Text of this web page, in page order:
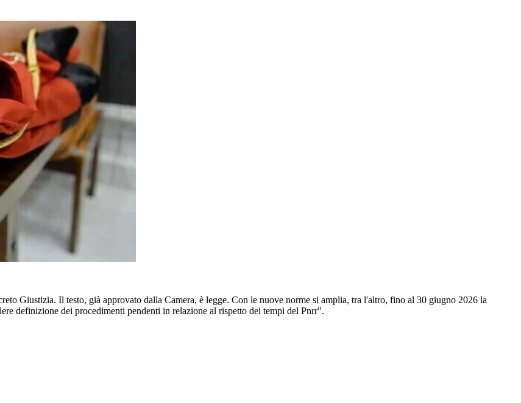
Giustizia. Il testo, già approvato dalla Camera, è legge. Con le nuove norme si amplia, tra l'altro, fino al 30 giugno 2026 la
definizione dei procedimenti pendenti in relazione al rispetto dei tempi del Pnrr".